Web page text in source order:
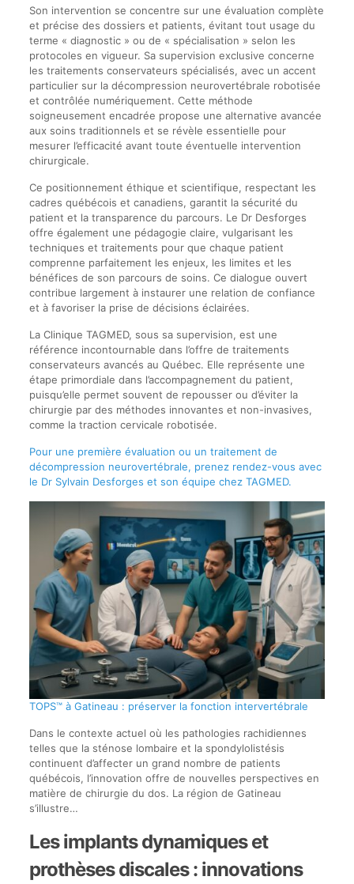
Son intervention se concentre sur une évaluation complète
et précise des dossiers et patients, évitant tout usage du
terme « diagnostic » ou de « spécialisation » selon les
protocoles en vigueur. Sa supervision exclusive concerne
les traitements conservateurs spécialisés, avec un accent
particulier sur la décompression neurovertébrale robotisée
et contrôlée numériquement. Cette méthode
soigneusement encadrée propose une alternative avancée
aux soins traditionnels et se révèle essentielle pour
mesurer l’efficacité avant toute éventuelle intervention
chirurgicale.
Ce positionnement éthique et scientifique, respectant les
cadres québécois et canadiens, garantit la sécurité du
patient et la transparence du parcours. Le Dr Desforges
offre également une pédagogie claire, vulgarisant les
techniques et traitements pour que chaque patient
comprenne parfaitement les enjeux, les limites et les
bénéfices de son parcours de soins. Ce dialogue ouvert
contribue largement à instaurer une relation de confiance
et à favoriser la prise de décisions éclairées.
La Clinique TAGMED, sous sa supervision, est une
référence incontournable dans l’offre de traitements
conservateurs avancés au Québec. Elle représente une
étape primordiale dans l’accompagnement du patient,
puisqu’elle permet souvent de repousser ou d’éviter la
chirurgie par des méthodes innovantes et non-invasives,
comme la traction cervicale robotisée.
Pour une première évaluation ou un traitement de
décompression neurovertébrale, prenez rendez-vous avec
le Dr Sylvain Desforges et son équipe chez TAGMED.
TOPS™ à Gatineau : préserver la fonction intervertébrale
Dans le contexte actuel où les pathologies rachidiennes
telles que la sténose lombaire et la spondylolistésis
continuent d’affecter un grand nombre de patients
québécois, l’innovation offre de nouvelles perspectives en
matière de chirurgie du dos. La région de Gatineau
s’illustre…
Les implants dynamiques et
prothèses discales : innovations